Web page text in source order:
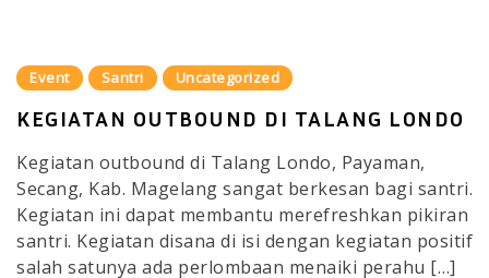
Event Santri Uncategorized
KEGIATAN OUTBOUND DI TALANG LONDO
Kegiatan outbound di Talang Londo, Payaman,
Secang, Kab. Magelang sangat berkesan bagi santri.
Kegiatan ini dapat membantu merefreshkan pikiran
santri. Kegiatan disana di isi dengan kegiatan positif
salah satunya ada perlombaan menaiki perahu […]